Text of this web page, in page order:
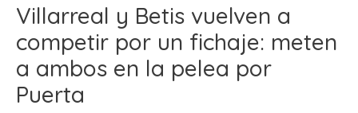
Villarreal y Betis vuelven a
competir por un fichaje: meten
a ambos en la pelea por
Puerta